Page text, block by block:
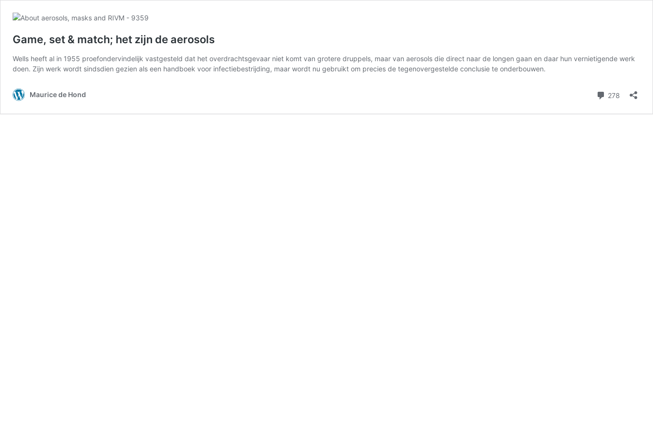
Game, set & match; het zijn de aerosols
Wells heeft al in 1955 proefondervindelijk vastgesteld dat het overdrachtsgevaar niet komt van grotere druppels, maar van aerosols die direct naar de longen gaan en daar hun vernietigende werk
doen. Zijn werk wordt sindsdien gezien als een handboek voor infectiebestrijding, maar wordt nu gebruikt om precies de tegenovergestelde conclusie te onderbouwen.
Maurice de Hond 278 reacties